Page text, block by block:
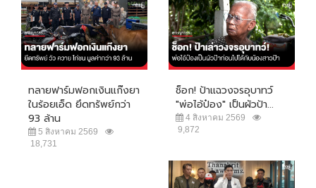
ทลายฟาร์มฟอกเงินแก๊งยา
ในร้อยเอ็ด ยึดทรัพย์กว่า
93 ล้าน
5 สิงหาคม 2569
18,731
ช็อก! ป้าแฉวงจรอุบาทว์
"พ่อไอ้ป๋อง" เป็นผัวป้า...
4 สิงหาคม 2569
9,872